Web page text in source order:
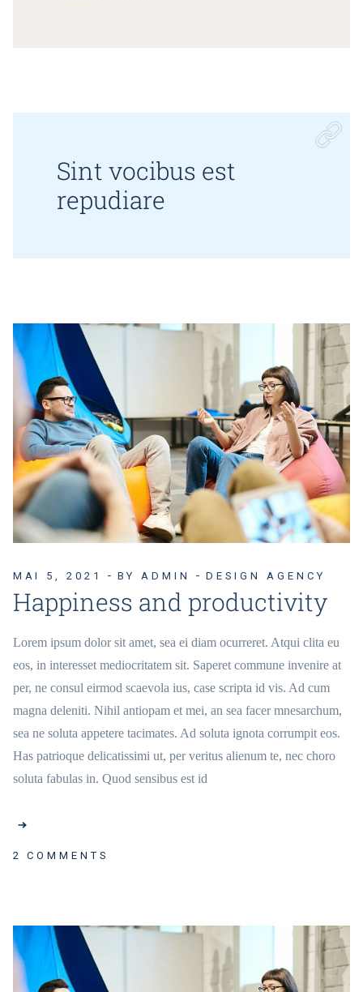
Sint vocibus est
repudiare
MAI 5, 2021 BY ADMIN DESIGN AGENCY
Happiness and productivity
Lorem ipsum dolor sit amet, sea ei diam ocurreret. Atqui clita eu
eos, in interesset mediocritatem sit. Saperet commune invenire at
per, ne consul eirmod scaevola ius, case scripta id vis. Ad cum
magna deleniti. Nihil antiopam et mei, an sea facer mnesarchum,
sea ne soluta appetere tacimates. Ad soluta ignota corrumpit eos.
Has patrioque delicatissimi ut, per veritus alienum te, nec choro
soluta fabulas in. Quod sensibus est id
2 COMMENTS